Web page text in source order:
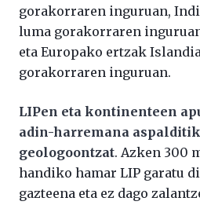
gorakorraren inguruan,
luma gorakorraren
eta Europako ertzak
gorakorraren inguruan.
LIPen eta kontinenteen
adin-harremana aspalditik
geologoontzat. Azken 300
handiko hamar LIP garatu
gazteena eta ez dago